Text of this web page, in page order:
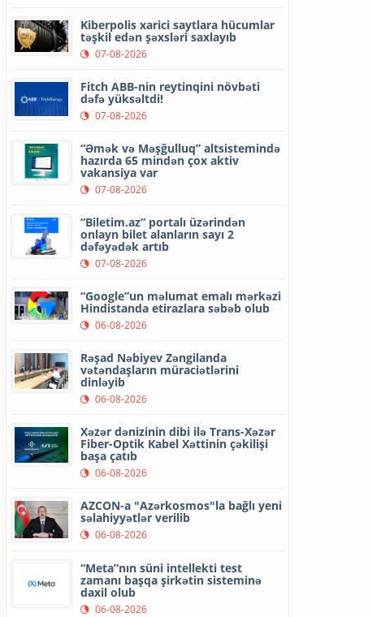
Kiberpolis xarici saytlara hücumlar
təşkil edən şəxsləri saxlayıb
07-08-2026
Fitch ABB-nin reytinqini növbəti
dəfə yüksəltdi!
07-08-2026
“Əmək və Məşğulluq” altsistemində
hazırda 65 mindən çox aktiv
vakansiya var
07-08-2026
“Biletim.az” portalı üzərindən
onlayn bilet alanların sayı 2
dəfəyədək artıb
07-08-2026
“Google”un məlumat emalı mərkəzi
Hindistanda etirazlara səbəb olub
06-08-2026
Rəşad Nəbiyev Zəngilanda
vətəndaşların müraciətlərini
dinləyib
06-08-2026
Xəzər dənizinin dibi ilə Trans-Xəzər
Fiber-Optik Kabel Xəttinin çəkilişi
başa çatıb
06-08-2026
AZCON-a "Azərkosmos"la bağlı yeni
səlahiyyətlər verilib
06-08-2026
“Meta”nın süni intellekti test
zamanı başqa şirkətin sisteminə
daxil olub
06-08-2026